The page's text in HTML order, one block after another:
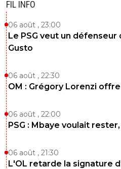
FIL INFO
06 août , 23:00
Le PSG veut un
Gusto
06 août , 22:30
OM : Grégory Lorenzi
06 août , 22:00
PSG : Mbaye voulait
06 août , 21:30
L'OL retarde la signature